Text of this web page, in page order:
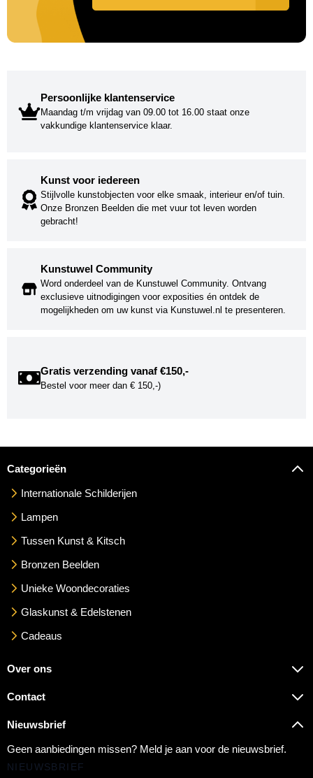
Persoonlijke klantenservice
Maandag t/m vrijdag van 09.00 tot 16.00 staat onze
vakkundige klantenservice klaar.
Kunst voor iedereen
Stijlvolle kunstobjecten voor elke smaak, interieur en/of tuin.
Onze Bronzen Beelden die met vuur tot leven worden
gebracht!
Kunstuwel Community
Word onderdeel van de Kunstuwel Community. Ontvang
exclusieve uitnodigingen voor exposities én ontdek de
mogelijkheden om uw kunst via Kunstuwel.nl te presenteren.
Gratis verzending vanaf €150,-
Bestel voor meer dan € 150,-)
Categorieën
Internationale Schilderijen
Lampen
Tussen Kunst & Kitsch
Bronzen Beelden
Unieke Woondecoraties
Glaskunst & Edelstenen
Cadeaus
Over ons
Contact
Nieuwsbrief
Geen aanbiedingen missen? Meld je aan voor de nieuwsbrief.
NIEUWSBRIEF